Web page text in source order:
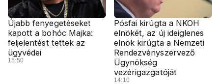
Újabb fenyegetéseket
kapott a bohóc Majka:
feljelentést tettek az
ügyvédei
15:50
Pósfai kirúgta a NKOH
elnökét, az új ideiglenes
elnök kirúgta a Nemzeti
Rendezvényszervező
Ügynökség
vezérigazgatóját
14:10